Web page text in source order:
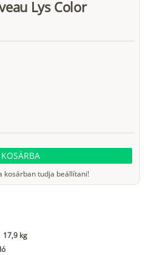
Lys Color
KOSÁRBA
kosárban tudja beállítani!
17,9 kg